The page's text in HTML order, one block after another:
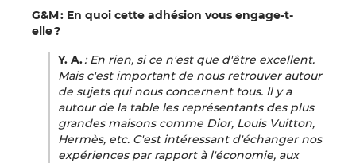
G&M : En quoi cette adhésion vous engage-t-
elle ?
Y. A.: En rien, si ce n'est que d'être excellent.
Mais c'est important de nous retrouver autour
de sujets qui nous concernent tous. Il y a
autour de la table les représentants des plus
grandes maisons comme Dior, Louis Vuitton,
Hermès, etc. C'est intéressant d'échanger nos
expériences par rapport à l'économie, aux